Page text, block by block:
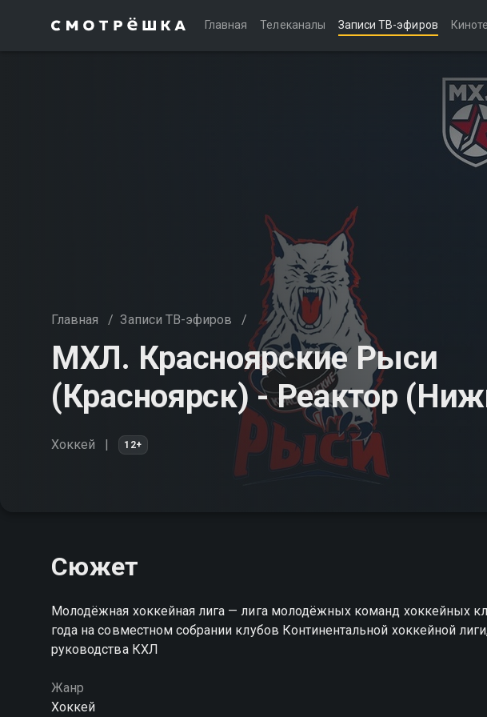
Главная Телеканалы Записи ТВ-эфиров
Главная / Записи ТВ-эфиров /
МХЛ. Красноярские Рыси
(Красноярск) - Реактор
Хоккей 12+
Сюжет
Молодёжная хоккейная лига — лига молодёжных команд хоккейных
года на совместном собрании клубов Континентальной хоккейной
руководства КХЛ
Жанр
Хоккей